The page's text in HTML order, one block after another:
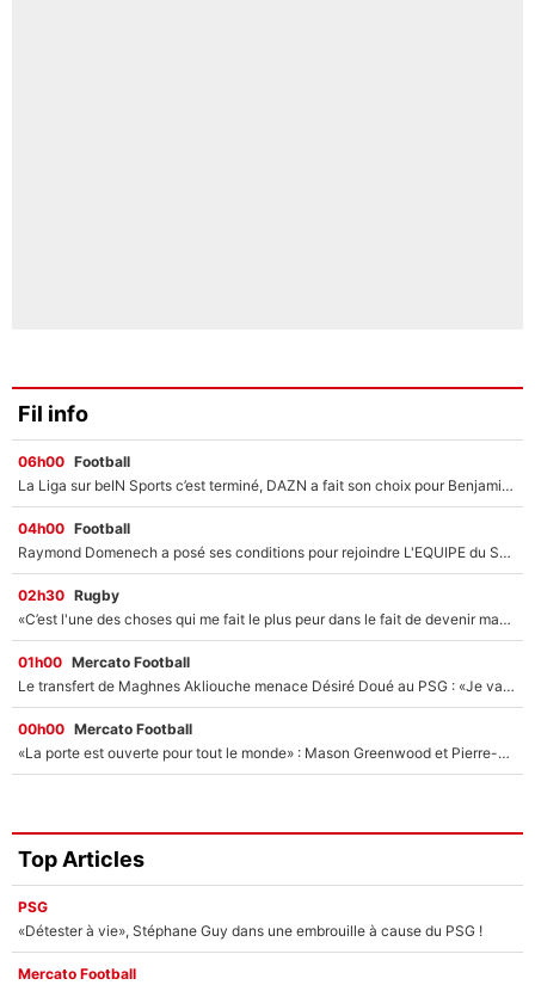
Fil info
06h00 Football
La Liga sur beIN Sports c’est terminé, DAZN a fait son choix pour Benjamin Da Silva et Omar Da Fonseca !
04h00 Football
Raymond Domenech a posé ses conditions pour rejoindre L'EQUIPE du Soir : Il refuse de faire l'émission avec un autre chroniqueur !
02h30 Rugby
«C’est l'une des choses qui me fait le plus peur dans le fait de devenir maman» : En couple avec Antoine Dupont, Iris Mittenaere s'inquiète déjà pour ses futurs enfants !
01h00 Mercato Football
Le transfert de Maghnes Akliouche menace Désiré Doué au PSG : «Je valide à 200%»
00h00 Mercato Football
«La porte est ouverte pour tout le monde» : Mason Greenwood et Pierre-Emerick Aubameyang ont quitté l'OM, Amine Gouiri balance sur la suite du mercato et sur la réaction du vestiaire !
Top Articles
PSG
«Détester à vie», Stéphane Guy dans une embrouille à cause du PSG !
Mercato Football